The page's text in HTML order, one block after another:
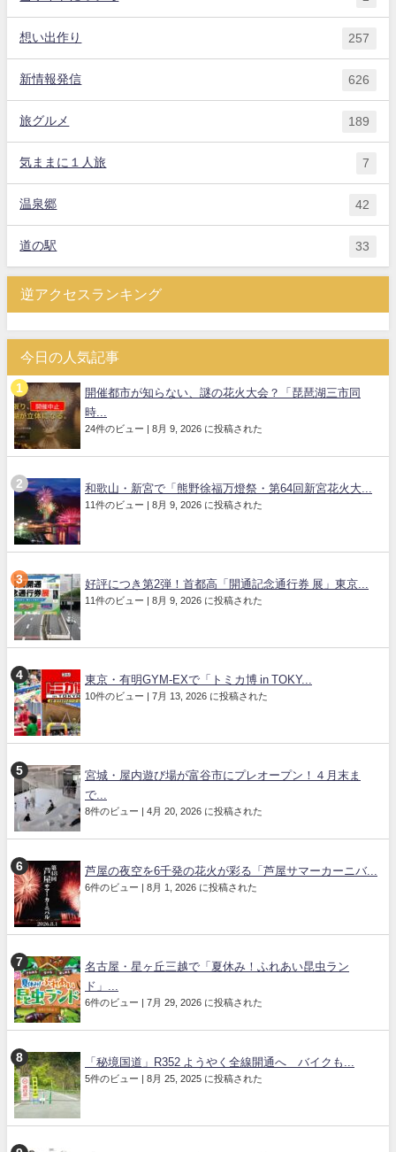
想い出作り 257
新情報発信 626
旅グルメ 189
気ままに１人旅 7
温泉郷 42
道の駅 33
逆アクセスランキング
今日の人気記事
開催都市が知らない、謎の花火大会？「琵琶湖三市同
時...
24件のビュー | 8月 9, 2026 に投稿された
和歌山・新宮で「熊野徐福万燈祭・第64回新宮花火大...
11件のビュー | 8月 9, 2026 に投稿された
好評につき第2弾！首都高「開通記念通行券 展」東京...
11件のビュー | 8月 9, 2026 に投稿された
東京・有明GYM-EXで「トミカ博 in TOKY...
10件のビュー | 7月 13, 2026 に投稿された
宮城・屋内遊び場が富谷市にプレオープン！４月末ま
で...
8件のビュー | 4月 20, 2026 に投稿された
芦屋の夜空を6千発の花火が彩る「芦屋サマーカーニバ...
6件のビュー | 8月 1, 2026 に投稿された
名古屋・星ヶ丘三越で「夏休み！ふれあい昆虫ラン
ド」...
6件のビュー | 7月 29, 2026 に投稿された
「秘境国道」R352 ようやく全線開通へ バイクも...
5件のビュー | 8月 25, 2025 に投稿された